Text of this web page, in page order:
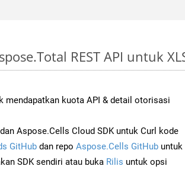
REST API untuk
mendapatkan kuota API & detail otorisasi
Aspose.Cells Cloud SDK untuk Curl kode
GitHub dan repo Aspose.Cells GitHub untuk
SDK sendiri atau buka Rilis untuk opsi